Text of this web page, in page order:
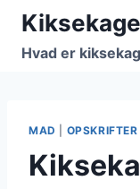
Fortsæt
indhold
Hvad er
MAD OPSKRIFTER